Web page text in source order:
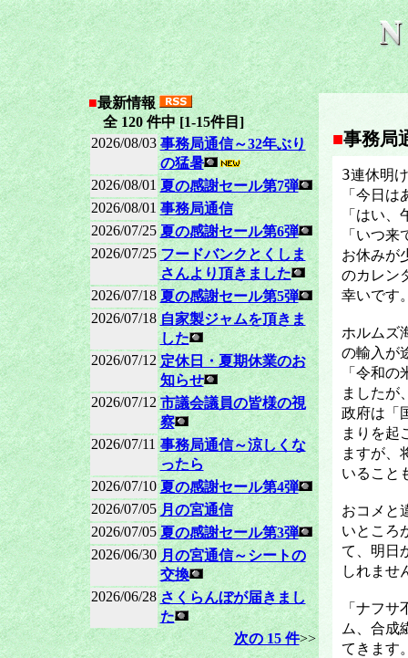
■最新情報
全 120 件中 [1-15件目]
2026/08/03 事務局通信～32年ぶり
の猛暑
2026/08/01 夏の感謝セール第7弾
2026/08/01 事務局通信
2026/07/25 夏の感謝セール第6弾
2026/07/25 フードバンクとくしま
さんより頂きました
2026/07/18 夏の感謝セール第5弾
2026/07/18 自家製ジャムを頂きま
した
2026/07/12 定休日・夏期休業のお
知らせ
2026/07/12 市議会議員の皆様の視
察
2026/07/11 事務局通信～涼しくな
ったら
2026/07/10 夏の感謝セール第4弾
2026/07/05 月の宮通信
2026/07/05 夏の感謝セール第3弾
2026/06/30 月の宮通信～シートの
交換
2026/06/28 さくらんぼが届きまし
た
次の 15 件>>
■事務局
3連休明
「今日
「はい
「いつ
お休みが
のカレン
幸いです
ホルムズ
の輸入が
「令和
ましたが
政府は「
まりを起
ますが、
いること
おコメと
いところ
て、明日
しれませ
「ナフ
ム、合成
てきます